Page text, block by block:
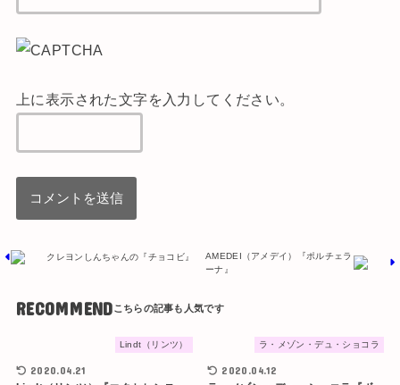
上に表示された文字を入力してください。
クレヨンしんちゃんの『チョコビ』
AMEDEI（アメデイ）『ポルチェラ
ーナ』
RECOMMEND
Lindt（リンツ）
2020.04.21
ラ・メゾン・デュ・ショコラ
2020.04.12